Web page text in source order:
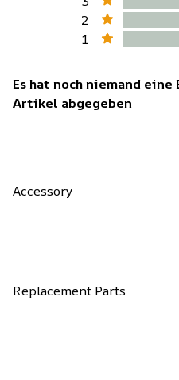
2
1
Es hat noch niemand
Artikel abgegeben
Accessory
Replacement Parts